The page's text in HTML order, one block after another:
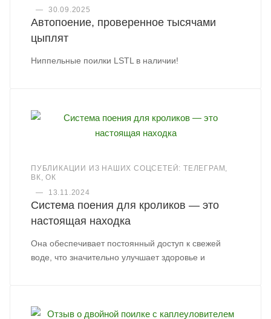
—
30.09.2025
Автопоение, проверенное тысячами
цыплят
Ниппельные поилки LSTL в наличии!
ПУБЛИКАЦИИ ИЗ НАШИХ СОЦСЕТЕЙ: ТЕЛЕГРАМ,
ВК, ОК
—
13.11.2024
Система поения для кроликов — это
настоящая находка
Она обеспечивает постоянный доступ к свежей
воде, что значительно улучшает здоровье и